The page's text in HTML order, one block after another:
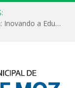
Inteligência Artificial e Tecnologia Assistiva: Inovando a Educação Especial e Inclusiva